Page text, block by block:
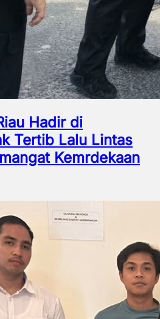
Hadir di
Tertib Lalu Lintas
Kemrdekaan